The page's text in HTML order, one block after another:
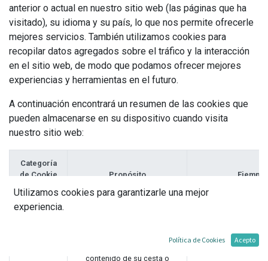
anterior o actual en nuestro sitio web (las páginas que ha
visitado), su idioma y su país, lo que nos permite ofrecerle
mejores servicios. También utilizamos cookies para
recopilar datos agregados sobre el tráfico y la interacción
en el sitio web, de modo que podamos ofrecer mejores
experiencias y herramientas en el futuro.
A continuación encontrará un resumen de las cookies que
pueden almacenarse en su dispositivo cuando visita
nuestro sitio web:
Categoría
de Cookie
Propósito
Sesión y
seguridad
servicios que los usuarios
contenido de su cesta o
Utilizamos cookies para garantizarle una mejor
experiencia.
Política de Cookies Acepto